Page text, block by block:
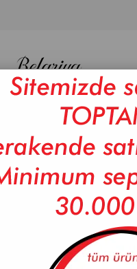
BANYO
ROYAL CHARME-VERONICA 6'LI
(P/